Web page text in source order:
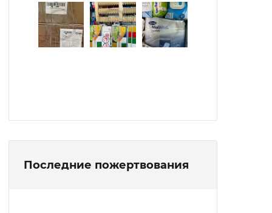
Последние пожертвования